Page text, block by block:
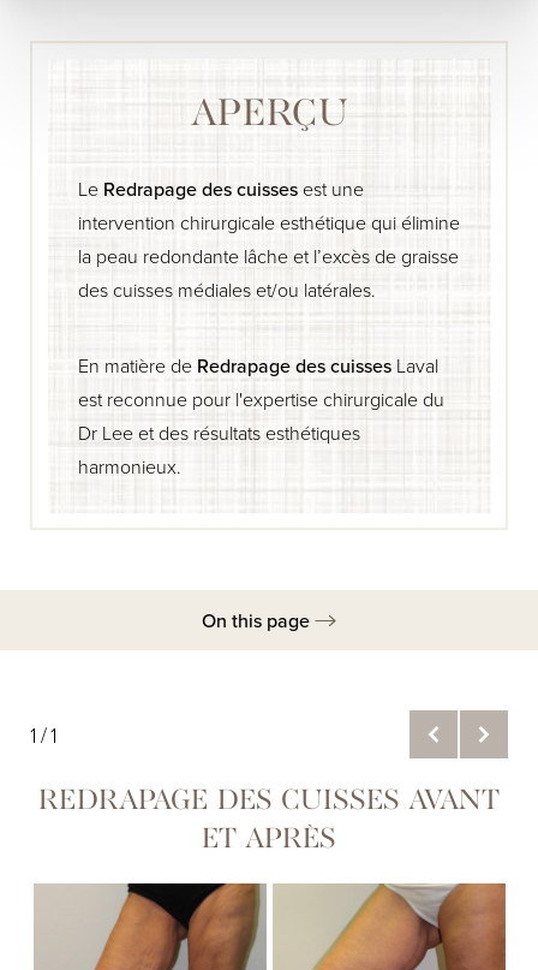
APERÇU
Le Redrapage des cuissesest une
intervention chirurgicale esthétique qui élimine
la peau redondante lâche et l’excès de graisse
des cuisses médiales et/ou latérales.
En matière de Redrapage des cuissesLaval
est reconnue pour l'expertise chirurgicale du
Dr Lee et des résultats esthétiques
harmonieux.
On this page
Récupération
Consultation
1/1
REDRAPAGE DES CUISSES AVANT
ET APRÈS